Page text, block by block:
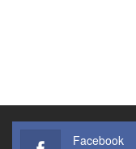
Facebook